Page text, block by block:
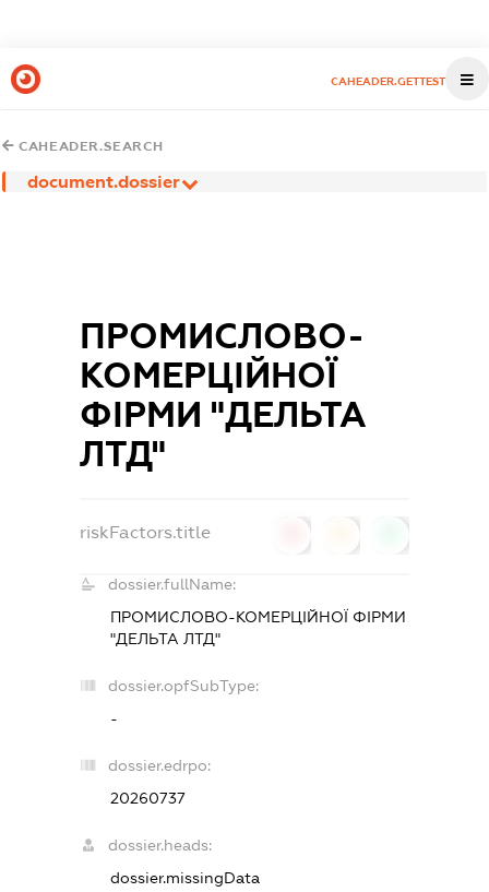
CAHEADER.GETTEST
CAHEADER.SEARCH
document.dossier
ПРОМИСЛОВО-
КОМЕРЦІЙНОЇ
ФІРМИ "ДЕЛЬТА
ЛТД"
riskFactors.title
dossier.fullName:
ПРОМИСЛОВО-КОМЕРЦІЙНОЇ ФІРМИ
"ДЕЛЬТА ЛТД"
dossier.opfSubType:
-
dossier.edrpo:
20260737
dossier.heads:
dossier.missingData